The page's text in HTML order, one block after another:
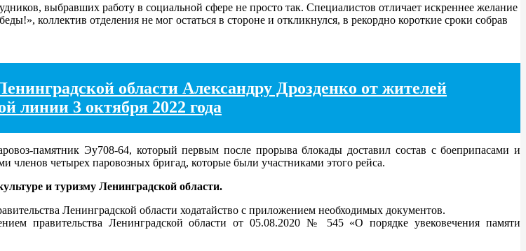
выбравших работу в социальной сфере не просто так. Специалистов отличает искреннее желание
коллектив отделения не мог остаться в стороне и откликнулся, в рекордно короткие сроки собрав
области Александру Дрозденко от жителей
линии 3 октября 2022 года
памятник Эу708-64, который первым после прорыва блокады доставил состав с боеприпасами и
четырех паровозных бригад, которые были участниками этого рейса.
и туризму Ленинградской области.
Ленинградской области ходатайство с приложением необходимых документов.
правительства Ленинградской области от 05.08.2020 № 545 «О порядке увековечения памяти